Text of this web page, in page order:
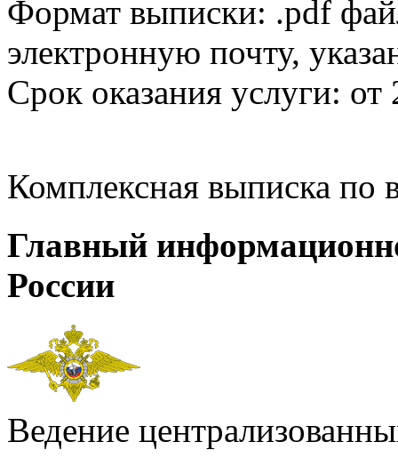
Формат выписки: .pdf
электронную почту,
Срок оказания услуги: от
Комплексная выписка
Главный
России
Ведение